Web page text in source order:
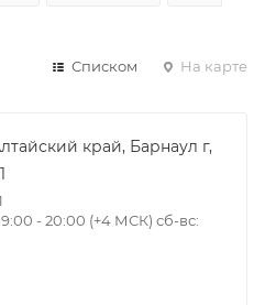
Списком На карте
край, Барнаул г,
- 20:00 (+4 МСК) сб-вс: